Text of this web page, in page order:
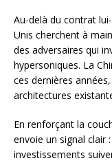
Au-delà du contrat
Unis cherchent à
des adversaires qui
hypersoniques. La
ces dernières
architectures
En renforçant la
envoie un signal clair
investissements